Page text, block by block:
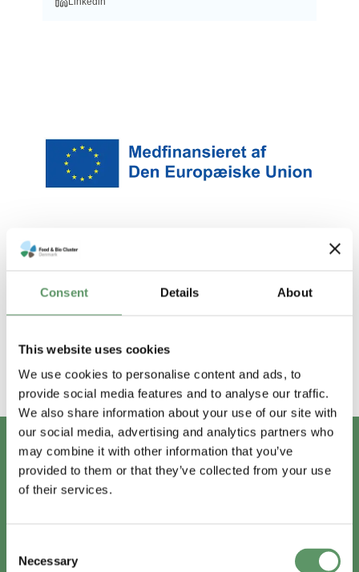
Consent Details About
This website uses cookies
We use cookies to personalise content and ads, to
provide social media features and to analyse our traffic.
We also share information about your use of our site with
our social media, advertising and analytics partners who
may combine it with other information that you’ve
provided to them or that they’ve collected from your use
of their services.
Selection
Necessary